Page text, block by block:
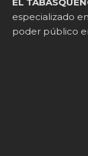
EL
especializado
poder público